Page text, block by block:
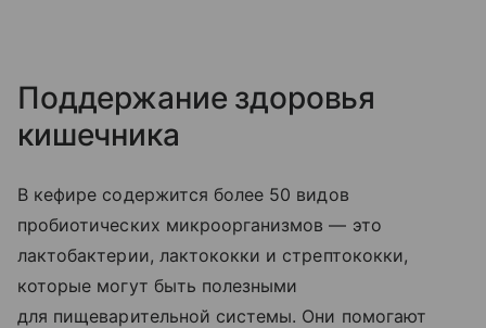
Поддержание здоровья
кишечника
В кефире содержится более 50 видов
пробиотических микроорганизмов — это
лактобактерии, лактококки и стрептококки,
которые могут быть полезными
для пищеварительной системы. Они помогают